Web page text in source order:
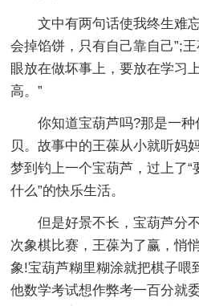
文中有两句话使我终生难
会掉馅饼，只有自己靠自己”;
眼放在做坏事上，要放在学习
高。”
你知道宝葫芦吗?那是一
贝。故事中的王葆从小就听妈
梦到钓上一个宝葫芦，过上了
什么”的快乐生活。
但是好景不长，宝葫芦分
次象棋比赛，王葆为了赢，悄
象!宝葫芦糊里糊涂就把棋子喂
他数学考试想作弊考一百分就